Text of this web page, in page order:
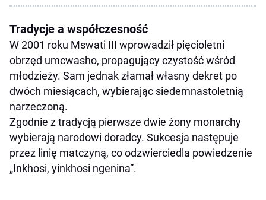
Tradycje a współczesność
W 2001 roku Mswati III wprowadził pięcioletni
obrzęd umcwasho, propagujący czystość wśród
młodzieży. Sam jednak złamał własny dekret po
dwóch miesiącach, wybierając siedemnastoletnią
narzeczoną.
Zgodnie z tradycją pierwsze dwie żony monarchy
wybierają narodowi doradcy. Sukcesja następuje
przez linię matczyną, co odzwierciedla powiedzenie
„Inkhosi, yinkhosi ngenina”.